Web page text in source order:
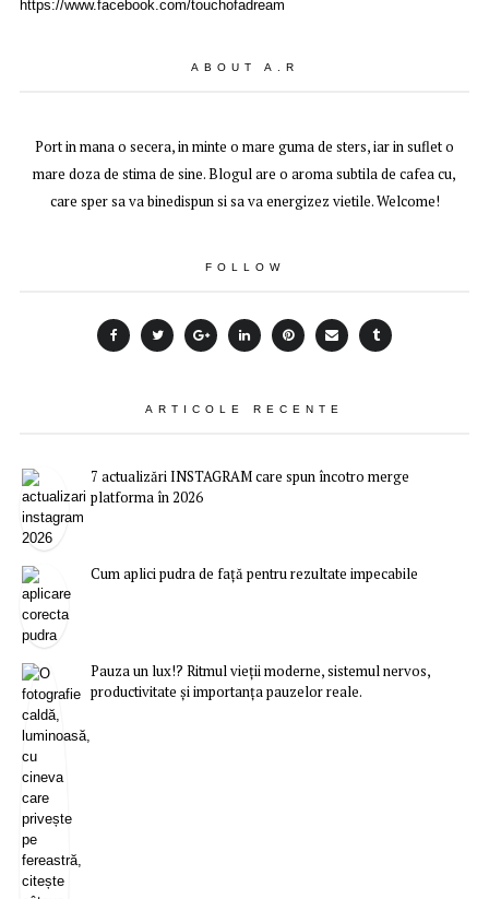
https://www.facebook.com/touchofadream
ABOUT A.R
Port in mana o secera, in minte o mare guma de sters, iar in suflet o
mare doza de stima de sine. Blogul are o aroma subtila de cafea cu,
care sper sa va binedispun si sa va energizez vietile. Welcome!
FOLLOW
ARTICOLE RECENTE
7 actualizări INSTAGRAM care spun încotro merge
platforma în 2026
Cum aplici pudra de față pentru rezultate impecabile
Pauza un lux!? Ritmul vieții moderne, sistemul nervos,
productivitate și importanța pauzelor reale.